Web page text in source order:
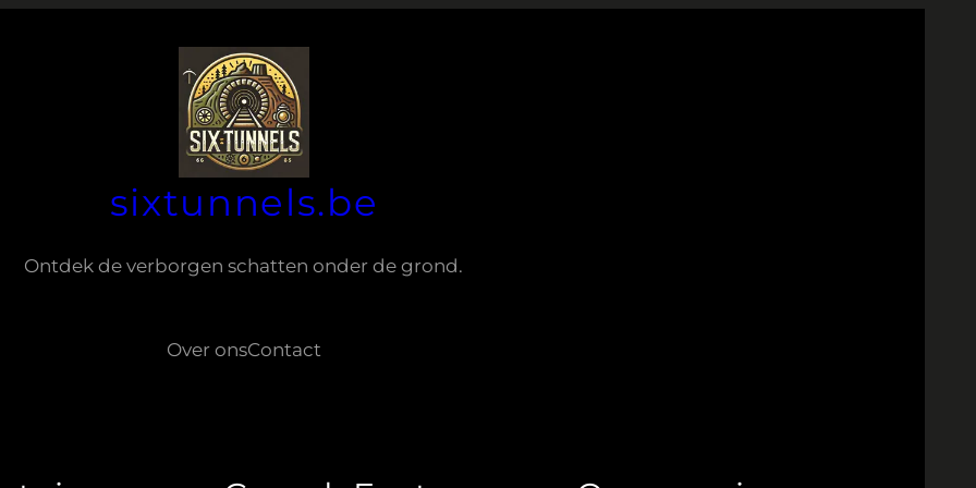
sixtunnels.be
Ontdek de verborgen schatten onder de grond.
Over onsContact